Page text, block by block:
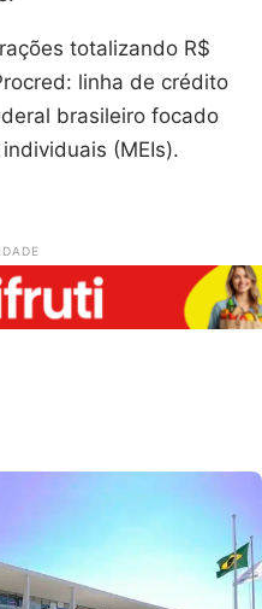
totalizando R$
linha de crédito
brasileiro focado
(MEIs).